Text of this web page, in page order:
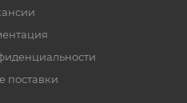
поставки